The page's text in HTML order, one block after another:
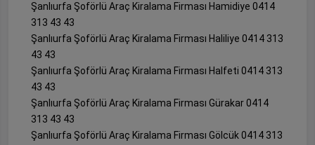
Şanlıurfa Şoförlü Araç Kiralama Firması Hamidiye 0414
313 43 43
Şanlıurfa Şoförlü Araç Kiralama Firması Haliliye 0414 313
43 43
Şanlıurfa Şoförlü Araç Kiralama Firması Halfeti 0414 313
43 43
Şanlıurfa Şoförlü Araç Kiralama Firması Gürakar 0414
313 43 43
Şanlıurfa Şoförlü Araç Kiralama Firması Gölcük 0414 313